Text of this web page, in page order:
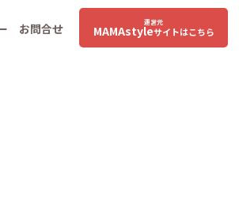
お問合せ 運営元
MAMAstyleサイトはこちら